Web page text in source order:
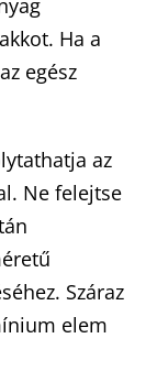
Ha a
egész
az
Ne felejtse
Száraz
elem